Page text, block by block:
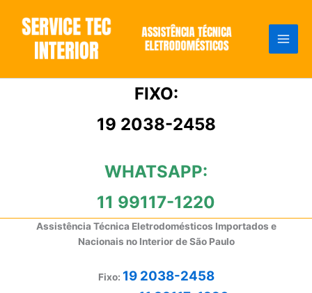
conteúdo
FIXO:
19 2038-2458
WHATSAPP:
11 99117-1220
Assistência Técnica Eletrodomésticos Importados e
Nacionais no Interior de São Paulo
Fixo: 19 2038-2458